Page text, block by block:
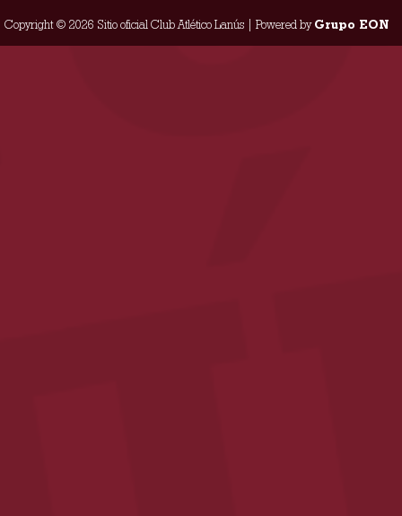
Copyright © 2026 Sitio oficial Club Atlético Lanús | Powered byGrupo EON